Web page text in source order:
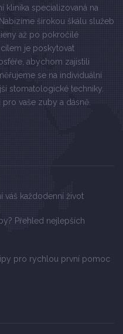
klinika specializovaná na
širokou škálu služeb
až po pokročilé
je poskytovat
abychom zajistili
se na individuální
stomatologické techniky.
vaše zuby a dásně.
váš každodenní život
Přehled nejlepších
pro rychlou první pomoc